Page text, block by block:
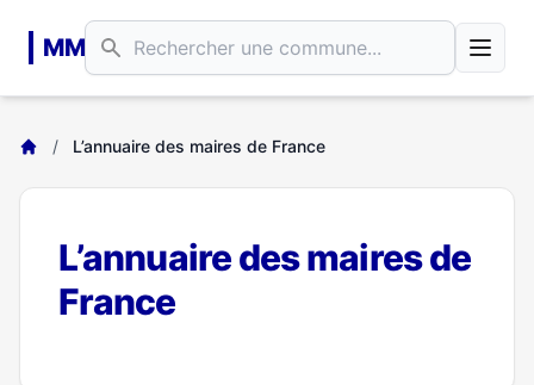
MM
/ L’annuaire des maires de France
L’annuaire des maires de
France